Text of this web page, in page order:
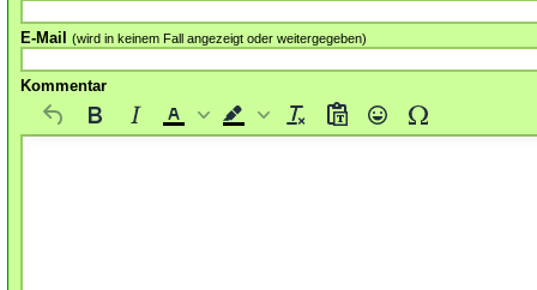
E-Mail (wird in keinem Fall angezeigt oder weitergegeben)
Kommentar